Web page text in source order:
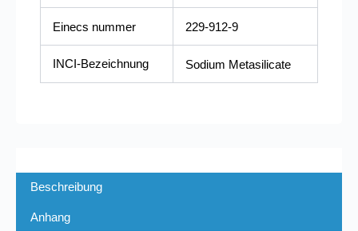
Einecs nummer 229-912-9
INCI-Bezeichnung Sodium Metasilicate
Beschreibung
Anhang